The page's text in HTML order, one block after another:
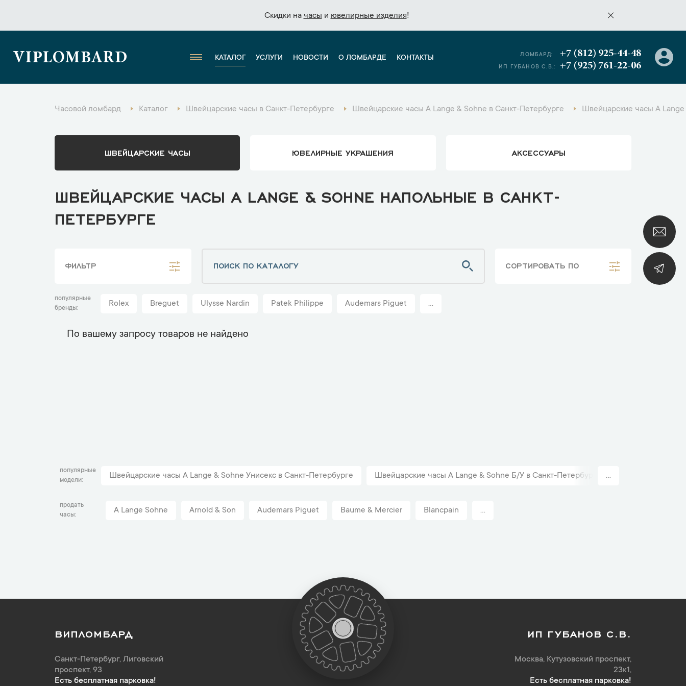
Скидки на часы и ювелирные изделия!
Скидки на часы и ювелирные изделия!
VIPLOMBARD КАТАЛОГ УСЛУГИ НОВОСТИ О ЛОМБАРДЕ КОНТАКТЫ ЛОМБАРД: +7 (812) 925-44-48
ИП ГУБАНОВ С.В.: +7 (925) 761-22-06
Часовой ломбард Каталог Швейцарские часы в Санкт-Петербурге Швейцарские часы A Lange & Sohne в Санкт-Петербурге Швейцарские часы A
ШВЕЙЦАРСКИЕ ЧАСЫ ЮВЕЛИРНЫЕ УКРАШЕНИЯ АКСЕССУАРЫ
ШВЕЙЦАРСКИЕ ЧАСЫ A LANGE & SOHNE НАПОЛЬНЫЕ В САНКТ-
ПЕТЕРБУРГЕ
ФИЛЬТР СОРТИРОВАТЬ ПО
популярные
бренды
Rolex Breguet Ulysse Nardin Patek Philippe Audemars Piguet ...
По вашему запросу товаров не найдено
популярные
модели
Швейцарские часы A Lange & Sohne Унисекс в Санкт-Петербурге Швейцарские часы A Lange & Sohne Б/У в Санкт-Петербурге ...
продать
часы
A Lange Sohne Arnold & Son Audemars Piguet Baume & Mercier Blancpain ...
ВИПЛОМБАРД
Санкт-Петербург, Лиговский
проспект, 93
Есть бесплатная парковка!
ИП ГУБАНОВ С.В.
Москва, Кутузовский проспект,
23к1,
Есть бесплатная парковка!